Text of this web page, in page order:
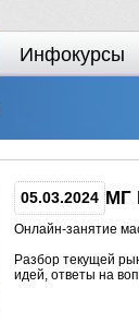
Инфокурсы
05.03.2024 МГ
Онлайн-занятие
Разбор текущей
идей, ответы на